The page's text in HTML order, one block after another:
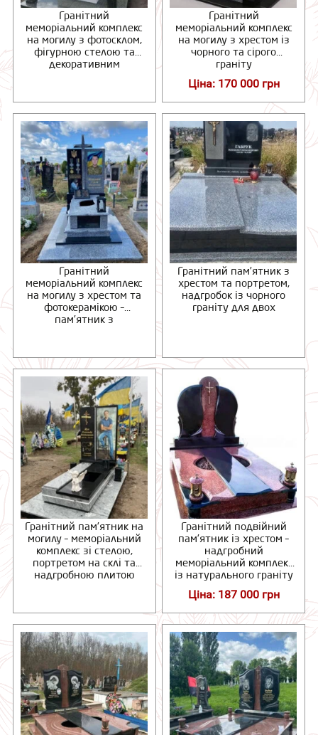
Гранітний
меморіальний комплекс
на могилу з фотосклом,
фігурною стелою та
декоративним
Гранітний
меморіальний комплекс
на могилу з хрестом із
чорного та сірого
граніту
Ціна: 170 000 грн
Гранітний
меморіальний комплекс
на могилу з хрестом та
фотокерамікою –
пам’ятник з
Гранітний пам’ятник з
хрестом та портретом,
надгробок із чорного
граніту для двох
Гранітний пам’ятник на
могилу – меморіальний
комплекс зі стелою,
портретом на склі та
надгробною плитою
Гранітний подвійний
пам’ятник із хрестом –
надгробний
меморіальний комплекс
із натурального граніту
Ціна: 187 000 грн